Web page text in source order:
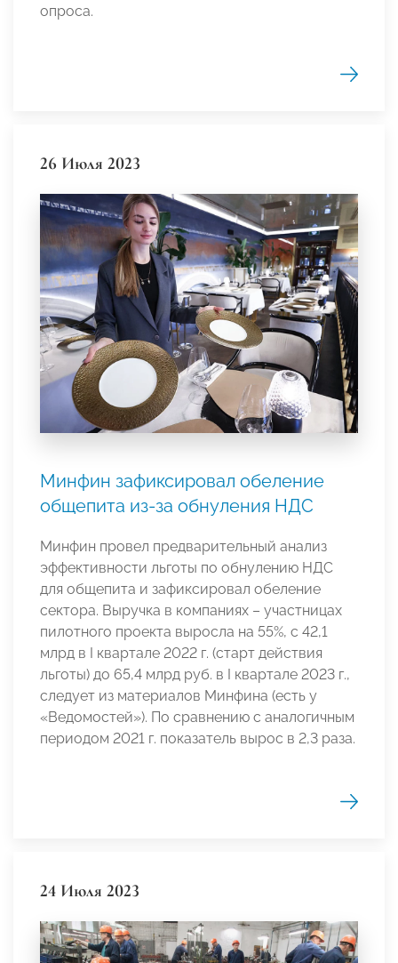
опроса.
26 Июля 2023
Минфин зафиксировал обеление
общепита из-за обнуления НДС
Минфин провел предварительный анализ
эффективности льготы по обнулению НДС
для общепита и зафиксировал обеление
сектора. Выручка в компаниях – участницах
пилотного проекта выросла на 55%, с 42,1
млрд в I квартале 2022 г. (старт действия
льготы) до 65,4 млрд руб. в I квартале 2023 г.,
следует из материалов Минфина (есть у
«Ведомостей»). По сравнению с аналогичным
периодом 2021 г. показатель вырос в 2,3 раза.
24 Июля 2023